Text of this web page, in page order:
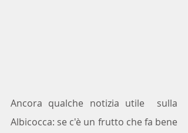
Ancora qualche notizia utile  sulla
Albicocca: se c'è un frutto che fa bene